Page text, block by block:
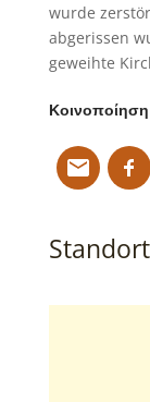
wurde
abgerissen
geweihte